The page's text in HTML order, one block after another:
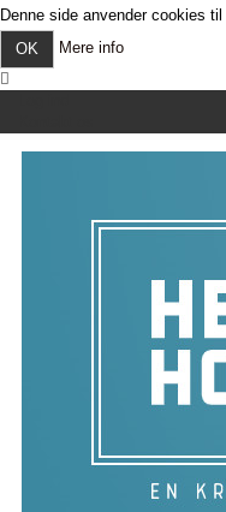
Denne side anvender cookies
OK
Mere info